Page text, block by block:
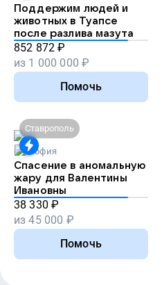
Поддержим людей и
животных в Туапсе
после разлива мазута
852 872 ₽
из 1 000 000 ₽
Помочь
Ставрополь
София
Спасение в аномальную
жару для Валентины
Ивановны
38 330 ₽
из45 000 ₽
Помочь